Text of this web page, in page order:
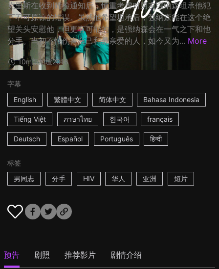
克里斯在收到筛检通知后，慎重考虑对男友强纳森坦承他犯
下不可原谅的错误。虽然他希望坦承后，强纳森能在这个绝
望关头安慰他，但更有可能的，是强纳森会在一气之下和他
分手。当初不怕伤害自己和最亲爱的人，如今又为... More
10m新加坡2016
字幕
English
繁體中文 简体中文 Bahasa Indonesia
Tiếng Việt ภาษาไทย 한국어 français
Deutsch Español Português हिन्दी
标签
男同志
分手 HIV 华人 亚洲 短片
预告 剧照 推荐影片 剧情介绍